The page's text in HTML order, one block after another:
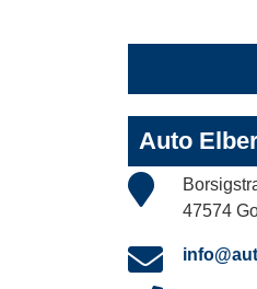
Auto
47574